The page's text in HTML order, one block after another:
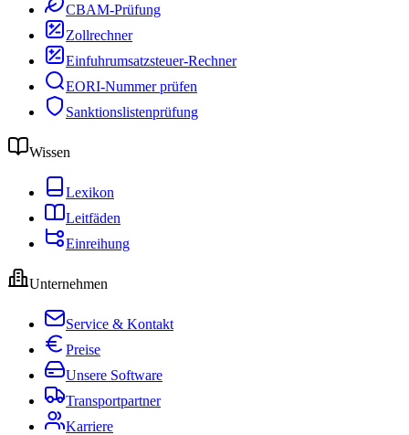
CBAM-Prüfung
Zollrechner
Einfuhrumsatzsteuer-Rechner
EORI-Nummer prüfen
Sanktionslistenprüfung
Wissen
Lexikon
Leitfäden
Einreihung
Unternehmen
Service & Kontakt
Preise
Unsere Software
Transportpartner
Karriere